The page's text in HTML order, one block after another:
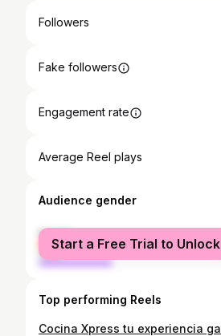
Followers
Fake followers
Engagement rate
Average Reel plays
Audience gender
female
male
Start a Free Trial to Unlock
Top performing Reels